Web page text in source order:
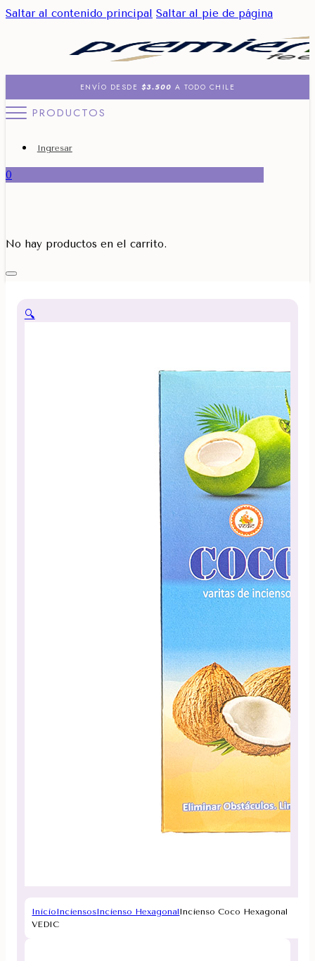
Saltar al contenido principal Saltar al pie de página
ENVÍO DESDE $3.500 A TODO CHILE
PRODUCTOS
Ingresar
0
No hay productos en el carrito.
🔍
InicioInciensosIncienso HexagonalIncienso Coco Hexagonal
VEDIC